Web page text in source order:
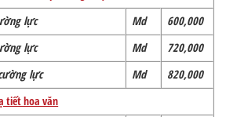
lực
Md
600,000
lực
Md
720,000
lực
Md
820,000
tiết hoa văn